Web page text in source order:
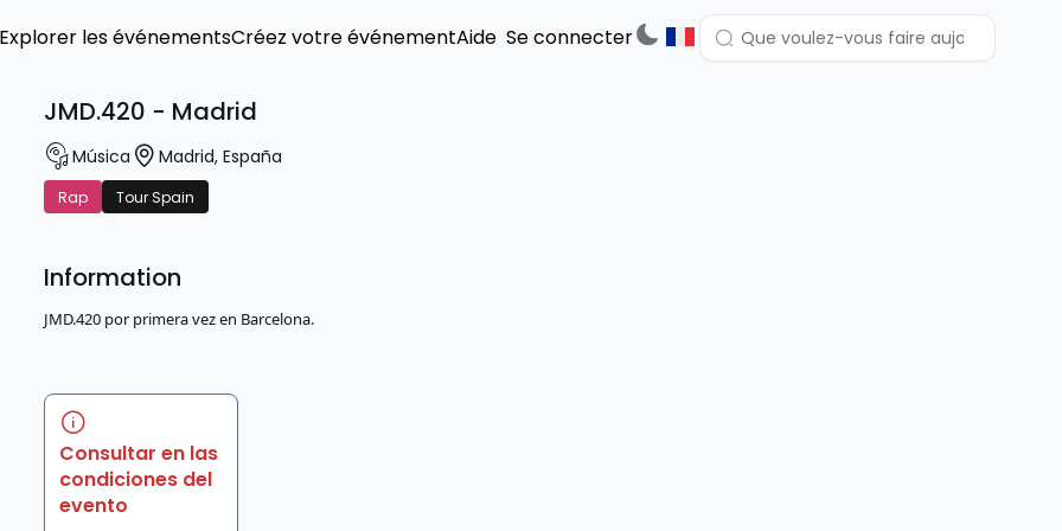
Explorer les événementsCréez votre événementAide Se connecter
JMD.420 - Madrid
Música Madrid, España
Rap Tour Spain
Information
JMD.420 por primera vez en Barcelona.
Consultar en las
condiciones del
evento